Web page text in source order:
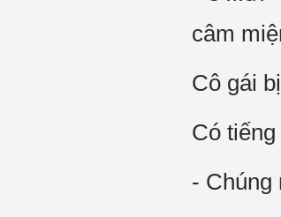
câm
Cô gái
Có
- Chúng